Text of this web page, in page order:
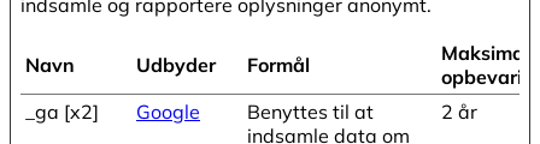
Navn Udbyder Formål
Maksimal
_ga [x2]
Google
Benyttes til at
indsamle data om
2 år